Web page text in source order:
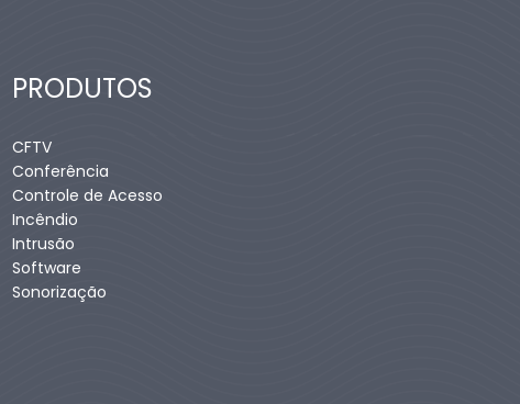
PRODUTOS
CFTV
Conferência
Controle de Acesso
Incêndio
Intrusão
Software
Sonorização